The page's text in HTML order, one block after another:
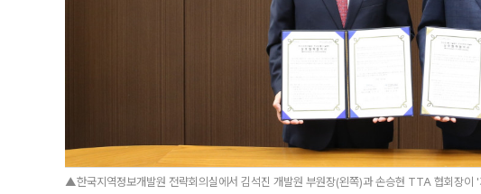
▲한국지역정보개발원 전략회의실에서 김석진 개발원 부원장(왼쪽)과 손승현 TTA 협회장이